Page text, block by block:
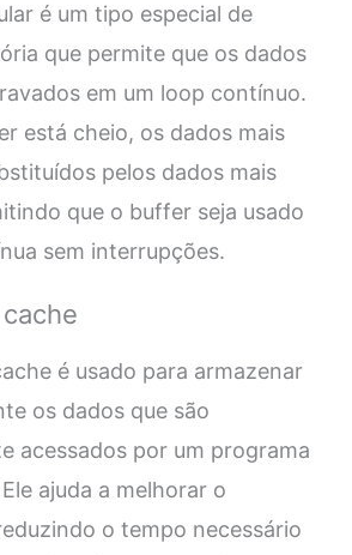
é um tipo especial de
que permite que os dados
em um loop contínuo.
está cheio, os dados mais
pelos dados mais
que o buffer seja usado
sem interrupções.
é usado para armazenar
os dados que são
acessados por um programa
ajuda a melhorar o
o tempo necessário